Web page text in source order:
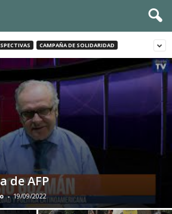
CAMPAÑA DE SOLIDARIDAD
de AFP
- 19/09/2022